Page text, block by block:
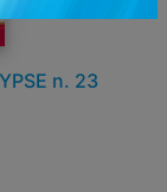
n. 23